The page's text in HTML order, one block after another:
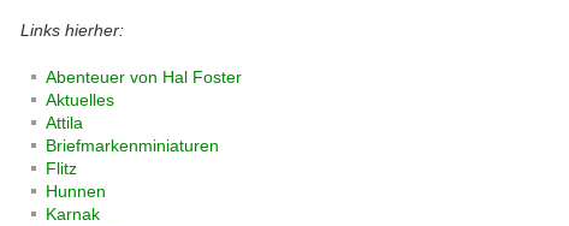
Links hierher:
Abenteuer von Hal Foster
Aktuelles
Attila
Briefmarkenminiaturen
Flitz
Hunnen
Karnak